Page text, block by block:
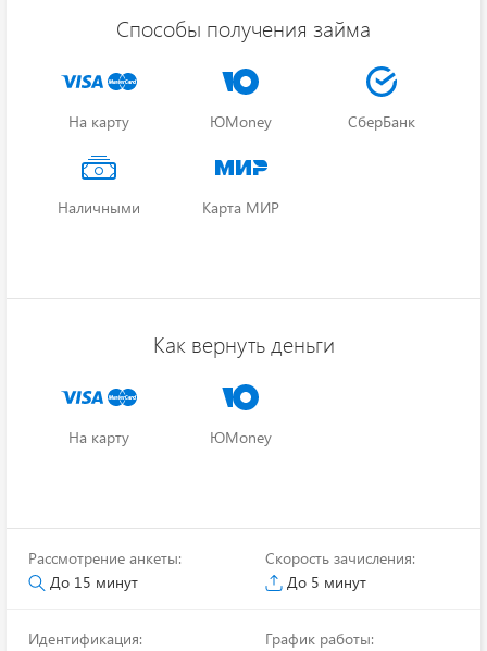
Способы получения займа
На карту ЮMoney СберБанк
Наличными Карта МИР
Как вернуть деньги
На карту ЮMoney
Рассмотрение анкеты:
До 15 минут
Скорость зачисления:
До 5 минут
Идентификация:
График работы: